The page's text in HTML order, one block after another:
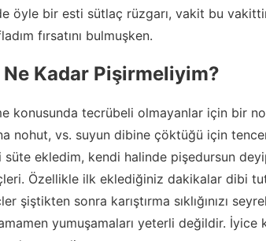
öyle bir esti sütlaç rüzgarı, vakit bu
fırsatını bulmuşken.
Kadar Pişirmeliyim?
konusunda tecrübeli olmayanlar için bir
nohut, vs. suyun dibine çöktüğü için
ekledim, kendi halinde pişedursun deyip
Özellikle ilk eklediğiniz dakikalar dibi
şiştikten sonra karıştırma sıklığınızı
yumuşamaları yeterli değildir. İyice